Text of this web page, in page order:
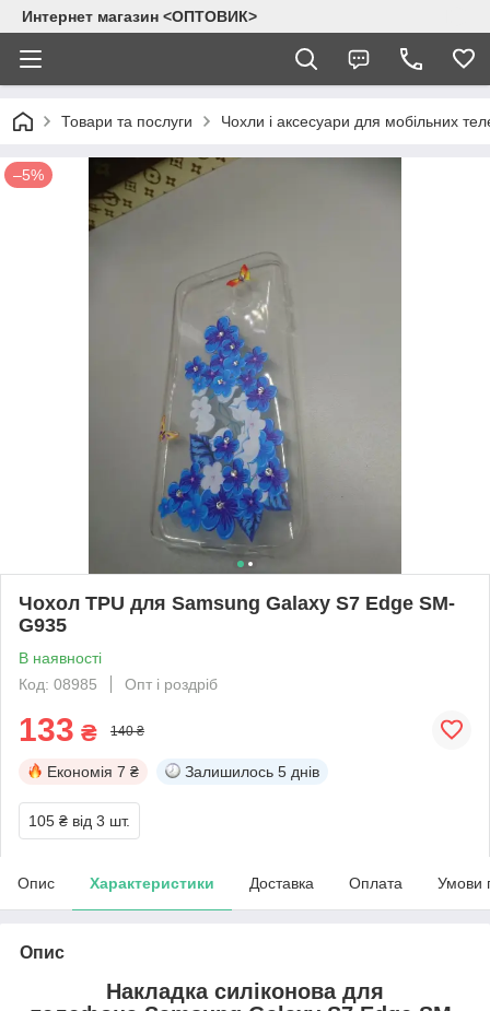
Интернет магазин <ОПТОВИК>
Товари та послуги Чохли і аксесуари для мобільних
–5%
Чохол TPU для Samsung Galaxy S7 Edge SM-
G935
В наявності
Код: 08985
Опт і роздріб
133 ₴ 140 ₴
Економія 7 ₴ Залишилось 5 днів
105 ₴ від 3 шт.
Опис Характеристики Доставка Оплата Умови
Опис
Накладка силіконова для